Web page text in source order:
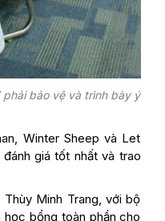
phải bảo vệ và trình bày ý
Winter Sheep và Let
giá tốt nhất và trao
Minh Trang, với bộ
học bổng toàn phần cho